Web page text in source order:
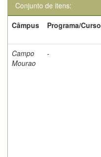
Conjunto de itens:
Câmpus
Programa/Curso
Campo
Mourao
-